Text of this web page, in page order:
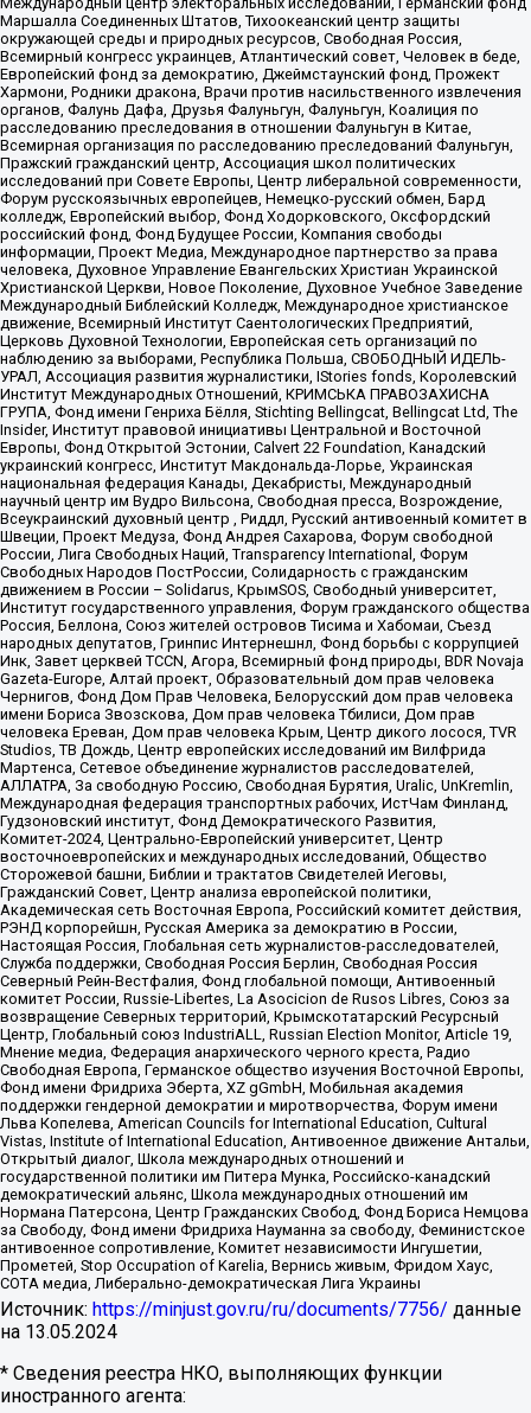
Маршалла Соединенных Штатов, Тихоокеанский центр защиты
окружающей среды и природных ресурсов, Свободная Россия,
Всемирный конгресс украинцев, Атлантический совет, Человек в беде,
Европейский фонд за демократию, Джеймстаунский фонд, Прожект
Хармони, Родники дракона, Врачи против насильственного извлечения
органов, Фалунь Дафа, Друзья Фалуньгун, Фалуньгун, Коалиция по
расследованию преследования в отношении Фалуньгун в Китае,
Всемирная организация по расследованию преследований Фалуньгун,
Пражский гражданский центр, Ассоциация школ политических
исследований при Совете Европы, Центр либеральной современности,
Форум русскоязычных европейцев, Немецко-русский обмен, Бард
колледж, Европейский выбор, Фонд Ходорковского, Оксфордский
российский фонд, Фонд Будущее России, Компания свободы
информации, Проект Медиа, Международное партнерство за права
человека, Духовное Управление Евангельских Христиан Украинской
Христианской Церкви, Новое Поколение, Духовное Учебное Заведение
Международный Библейский Колледж, Международное христианское
движение, Всемирный Институт Саентологических Предприятий,
Церковь Духовной Технологии, Европейская сеть организаций по
наблюдению за выборами, Республика Польша, СВОБОДНЫЙ ИДЕЛЬ-
УРАЛ, Ассоциация развития журналистики, IStories fonds, Королевский
Институт Международных Отношений, КРИМСЬКА ПРАВОЗАХИСНА
ГРУПА, Фонд имени Генриха Бёлля, Stichting Bellingcat, Bellingcat Ltd, The
Insider, Институт правовой инициативы Центральной и Восточной
Европы, Фонд Открытой Эстонии, Calvert 22 Foundation, Канадский
украинский конгресс, Институт Макдональда-Лорье, Украинская
национальная федерация Канады, Декабристы, Международный
научный центр им Вудро Вильсона, Свободная пресса, Возрождение,
Всеукраинский духовный центр , Риддл, Русский антивоенный комитет в
Швеции, Проект Медуза, Фонд Андрея Сахарова, Форум свободной
России, Лига Свободных Наций, Transparеncy International, Форум
Свободных Народов ПостРоссии, Солидарность с гражданским
движением в России – Solidarus, КрымSOS, Свободный университет,
Институт государственного управления, Форум гражданского общества
Россия, Беллона, Союз жителей островов Тисима и Хабомаи, Съезд
народных депутатов, Гринпис Интернешнл, Фонд борьбы с коррупцией
Инк, Завет церквей TCCN, Агора, Всемирный фонд природы, BDR Novaja
Gazeta-Europe, Алтай проект, Образовательный дом прав человека
Чернигов, Фонд Дом Прав Человека, Белорусский дом прав человека
имени Бориса Звозскова, Дом прав человека Тбилиси, Дом прав
человека Ереван, Дом прав человека Крым, Центр дикого лосося, TVR
Studios, ТВ Дождь, Центр европейских исследований им Вилфрида
Мартенса, Сетевое объединение журналистов расследователей,
АЛЛАТРА, За свободную Россию, Свободная Бурятия, Uralic, UnKremlin,
Международная федерация транспортных рабочих, ИстЧам Финланд,
Гудзоновский институт, Фонд Демократического Развития,
Комитет-2024, Центрально-Европейский университет, Центр
восточноевропейских и международных исследований, Общество
Сторожевой башни, Библии и трактатов Свидетелей Иеговы,
Гражданский Совет, Центр анализа европейской политики,
Академическая сеть Восточная Европа, Российский комитет действия,
РЭНД корпорейшн, Русская Америка за демократию в России,
Настоящая Россия, Глобальная сеть журналистов-расследователей,
Служба поддержки, Свободная Россия Берлин, Свободная Россия
Северный Рейн-Вестфалия, Фонд глобальной помощи, Антивоенный
комитет России, Russie-Libertes, La Asocicion de Rusos Libres, Союз за
возвращение Северных территорий, Крымскотатарский Ресурсный
Центр, Глобальный союз IndustriALL, Russian Election Monitor, Article 19,
Мнение медиа, Федерация анархического черного креста, Радио
Свободная Европа, Германское общество изучения Восточной Европы,
Фонд имени Фридриха Эберта, XZ gGmbH, Мобильная академия
поддержки гендерной демократии и миротворчества, Форум имени
Льва Копелева, American Councils for International Education, Cultural
Vistas, Institute of International Education, Антивоенное движение Антальи,
Открытый диалог, Школа международных отношений и
государственной политики им Питера Мунка, Российско-канадский
демократический альянс, Школа международных отношений им
Нормана Патерсона, Центр Гражданских Свобод, Фонд Бориса Немцова
за Свободу, Фонд имени Фридриха Науманна за свободу, Феминистское
антивоенное сопротивление, Комитет независимости Ингушетии,
Прометей, Stop Occupation of Karelia, Вернись живым, Фридом Хаус,
СОТА медиа, Либерально-демократическая Лига Украины
Источник: https://minjust.gov.ru/ru/documents/7756/ данные
на 13.05.2024
* Сведения реестра НКО, выполняющих функции
иностранного агента: